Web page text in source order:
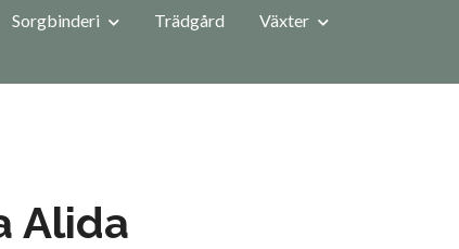
Sorgbinderi Trädgård
Växter
Alida